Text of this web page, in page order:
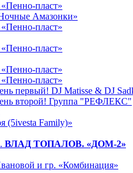
пласт»
Амазонки»
пласт»
пласт»
пласт»
пласт»
первый! DJ Matisse & DJ
второй! Группа "РЕФЛЕКС"
(5ivesta Family)»
ВЛАД ТОПАЛОВ. «ДОМ-2»
и гр. «Комбинация»